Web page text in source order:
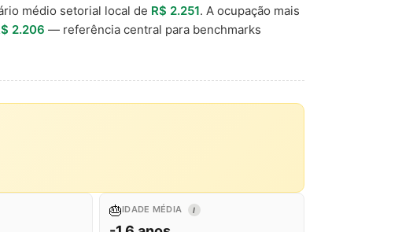
médio setorial local de R$ 2.251. A ocupação mais
2.206 — referência central para benchmarks
🎂IDADE MÉDIA I